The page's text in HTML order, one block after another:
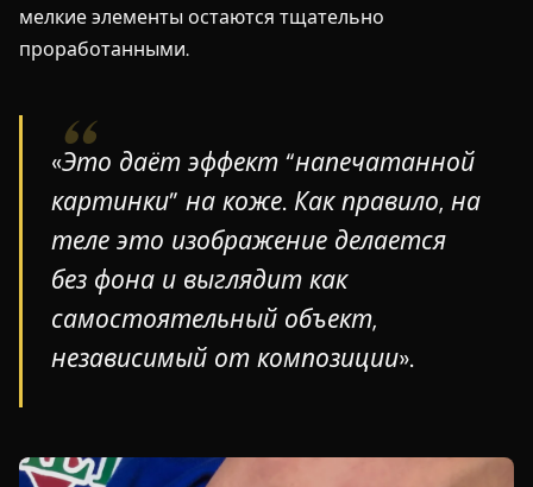
мелкие элементы остаются тщательно
проработанными.
«Это даёт эффект “напечатанной
картинки” на коже. Как правило, на
теле это изображение делается
без фона и выглядит как
самостоятельный объект,
независимый от композиции».